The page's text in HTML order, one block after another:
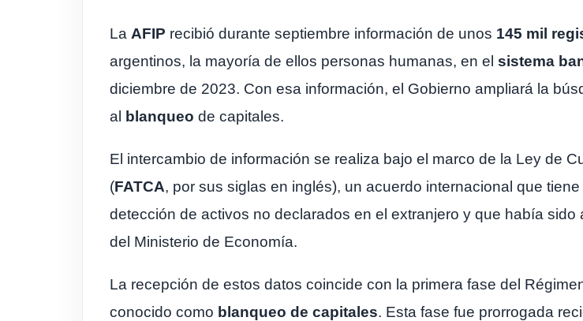
La AFIP recibió durante septiembre información de unos 145 mil
argentinos, la mayoría de ellos personas humanas, en el sistema
diciembre de 2023. Con esa información, el Gobierno ampliará la
al blanqueo de capitales.
El intercambio de información se realiza bajo el marco de la Ley de
(FATCA, por sus siglas en inglés), un acuerdo internacional que
detección de activos no declarados en el extranjero y que había sido
del Ministerio de Economía.
La recepción de estos datos coincide con la primera fase del
conocido como blanqueo de capitales. Esta fase fue prorrogada